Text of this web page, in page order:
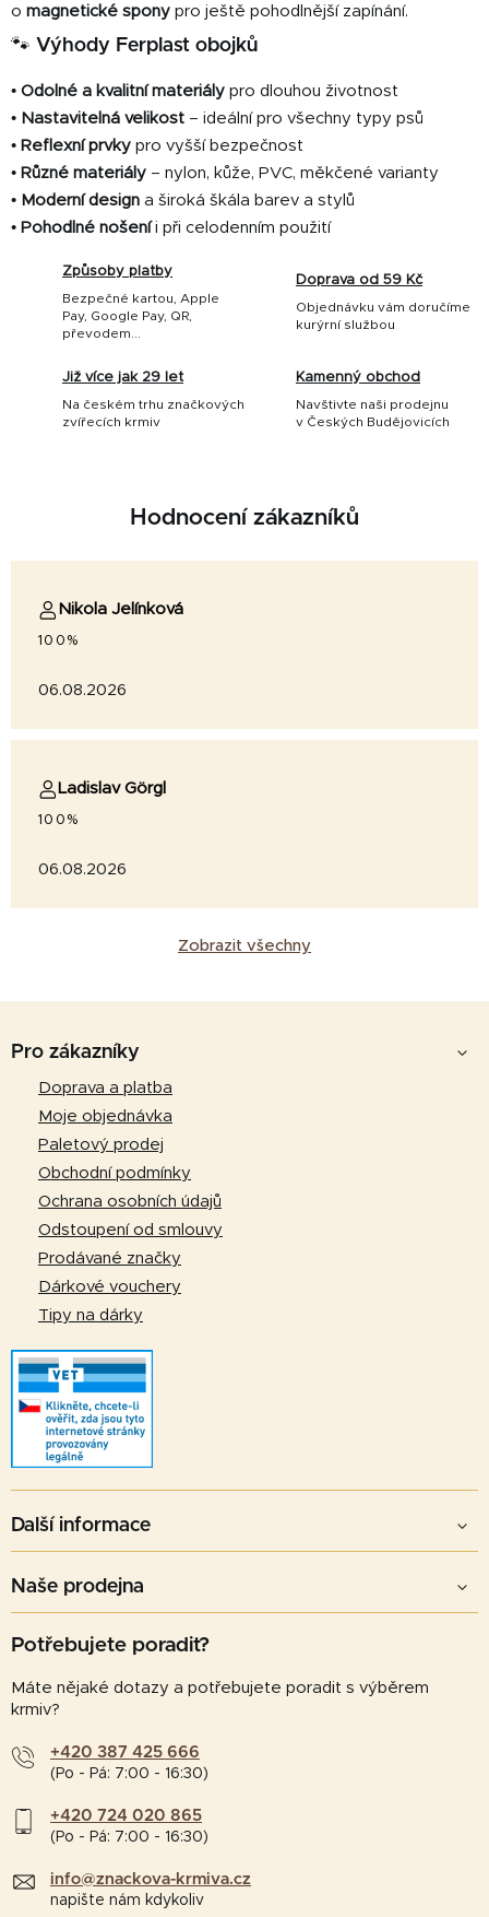
o magnetické spony pro ještě pohodlnější zapínání.
🐾 Výhody Ferplast obojků
• Odolné a kvalitní materiály pro dlouhou životnost
• Nastavitelná velikost – ideální pro všechny typy psů
• Reflexní prvky pro vyšší bezpečnost
• Různé materiály – nylon, kůže, PVC, měkčené varianty
• Moderní design a široká škála barev a stylů
• Pohodlné nošeníi při celodenním použití
Způsoby platby
Bezpečné kartou, Apple
Pay, Google Pay, QR,
převodem...
Doprava od 59 Kč
Objednávku vám doručíme
kurýrní službou
Již více jak 29 let
Na českém trhu značkových
zvířecích krmiv
Kamenný obchod
Navštivte naši prodejnu
v Českých Budějovicích
Hodnocení zákazníků
Nikola Jelínková
100%
06.08.2026
Ladislav Görgl
100%
06.08.2026
Zobrazit všechny
Pro zákazníky
Doprava a platba
Moje objednávka
Paletový prodej
Obchodní podmínky
Ochrana osobních údajů
Odstoupení od smlouvy
Prodávané značky
Dárkové vouchery
Tipy na dárky
Další informace
Naše prodejna
Potřebujete poradit?
Máte nějaké dotazy a potřebujete poradit s výběrem
krmiv?
+420 387 425 666
(Po - Pá: 7:00 - 16:30)
+420 724 020 865
(Po - Pá: 7:00 - 16:30)
info@znackova-krmiva.cz
napište nám kdykoliv